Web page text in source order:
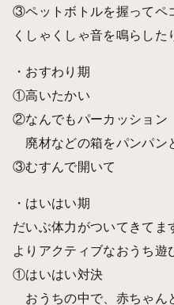
③ペットボトルを握ってペ
くしゃくしゃ音を鳴らした
・おすわり期
①高いたかい
②なんでもパーカッション
廃材などの箱をパンパン
③むすんで開いて
・はいはい期
だいぶ体力がついてきてま
よりアクティブなおうち
①はいはい対決
おうちの中で、赤ちゃん